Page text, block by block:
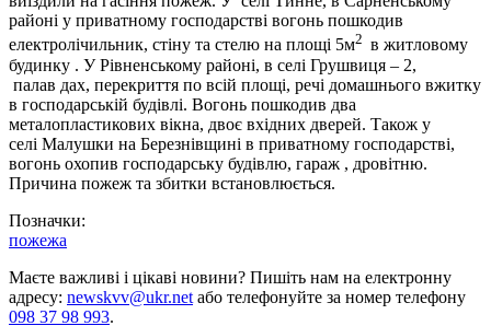
районі у приватному господарстві вогонь пошкодив
електролічильник, стіну та стелю на площі 5м2 в житловому
будинку . У Рівненському районі, в селі Грушвиця – 2,
палав дах, перекриття по всій площі, речі домашнього вжитку
в господарській будівлі. Вогонь пошкодив два
металопластикових вікна, двоє вхідних дверей. Також у
селі Малушки на Березнівщині в приватному господарстві,
вогонь охопив господарську будівлю, гараж , дровітню.
Причина пожеж та збитки встановлюється.
Позначки:
пожежа
Маєте важливі і цікаві новини? Пишіть нам на електронну
адресу: newskvv@ukr.net або телефонуйте за номер телефону
098 37 98 993.